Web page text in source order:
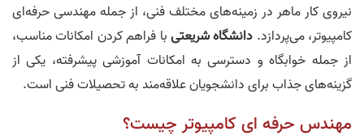
نیروی کار ماهر در زمینه‌های مختلف فنی، از جمله مهندسی حرفه‌ای
کامپیوتر، می‌پردازد. دانشگاه شریعتیبا فراهم کردن امکانات مناسب،
از جمله خوابگاه و دسترسی به امکانات آموزشی پیشرفته، یکی از
گزینه‌های جذاب برای دانشجویان علاقه‌مند به تحصیلات فنی است.
مهندس حرفه ای کامپیوتر چیست؟